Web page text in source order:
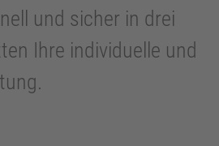
und sicher in drei
Ihre individuelle und